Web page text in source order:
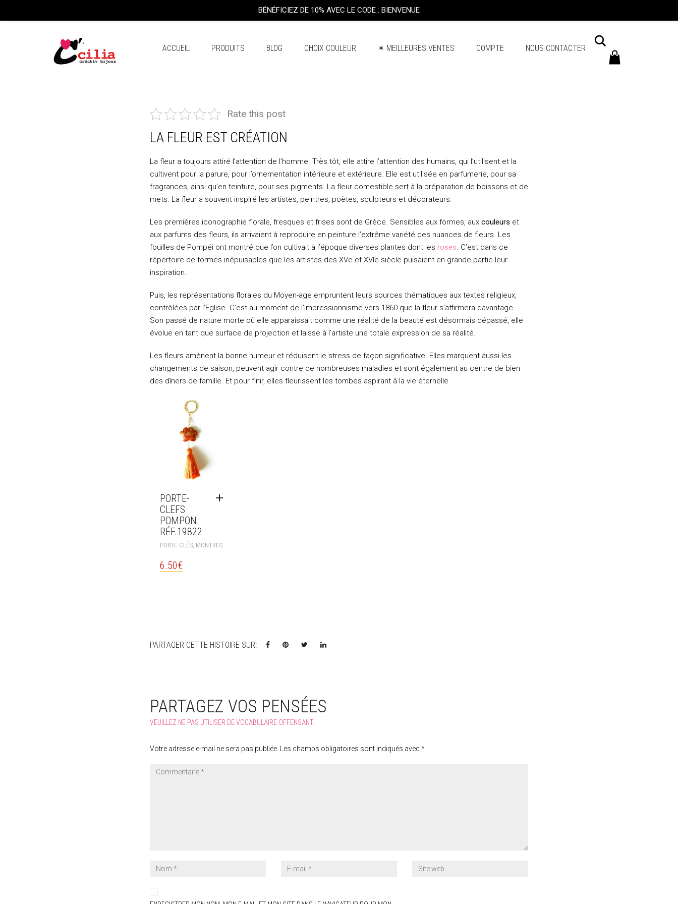
ACCUEIL PRODUITS BLOG CHOIX COULEUR ✴ MEILLEURES VENTES COMPTE NOUS CONTACTER
Rate this post
LA FLEUR EST CRÉATION
La fleur a toujours attiré l’attention de l’homme. Très tôt, elle attire l’attention des humains, qui l’utilisent et la
cultivent pour la parure, pour l’ornementation intérieure et extérieure. Elle est utilisée en parfumerie, pour sa
fragrances, ainsi qu’en teinture, pour ses pigments. La fleur comestible sert à la préparation de boissons et de
mets. La fleur a souvent inspiré les artistes, peintres, poètes, sculpteurs et décorateurs.
Les premières iconographie florale, fresques et frises sont de Grèce. Sensibles aux formes, aux couleurs et
aux parfums des fleurs, ils arrivaient à reproduire en peinture l’extrême variété des nuances de fleurs. Les
fouilles de Pompéi ont montré que l’on cultivait à l’époque diverses plantes dont les roses. C’est dans ce
répertoire de formes inépuisables que les artistes des XVe et XVIe siècle puisaient en grande partie leur
inspiration.
Puis, les représentations florales du Moyen-age empruntent leurs sources thématiques aux textes religieux,
contrôlées par l’Eglise. C’est au moment de l’impressionnisme vers 1860 que la fleur s’affirmera davantage.
Son passé de nature morte où elle apparaissait comme une réalité de la beauté est désormais dépassé, elle
évolue en tant que surface de projection et laisse à l’artiste une totale expression de sa réalité.
Les fleurs amènent la bonne humeur et réduisent le stress de façon significative. Elles marquent aussi les
changements de saison, peuvent agir contre de nombreuses maladies et sont également au centre de bien
des dîners de famille. Et pour finir, elles fleurissent les tombes aspirant à la vie éternelle.
PORTE-
CLEFS
POMPON
RÉF.19822
PORTE-CLÉS, MONTRES
6.50€
PARTAGER CETTE HISTOIRE SUR:
PARTAGEZ VOS PENSÉES
VEUILLEZ NE PAS UTILISER DE VOCABULAIRE OFFENSANT.
Votre adresse e-mail ne sera pas publiée. Les champs obligatoires sont indiqués avec *
BÉNÉFICIEZ DE 10% AVEC LE CODE : BIENVENUE